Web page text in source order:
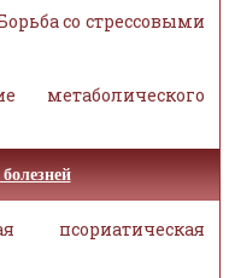
со стрессовыми
метаболического
псориатическая